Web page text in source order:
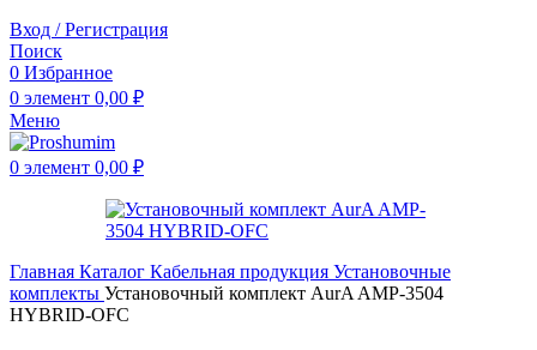
Вход / Регистрация
Поиск
0 Избранное
0 элемент 0,00 ₽
Меню
0 элемент 0,00 ₽
Главная Каталог Кабельная продукция Установочные
комплекты Установочный комплект AurA AMP-3504
HYBRID-OFC